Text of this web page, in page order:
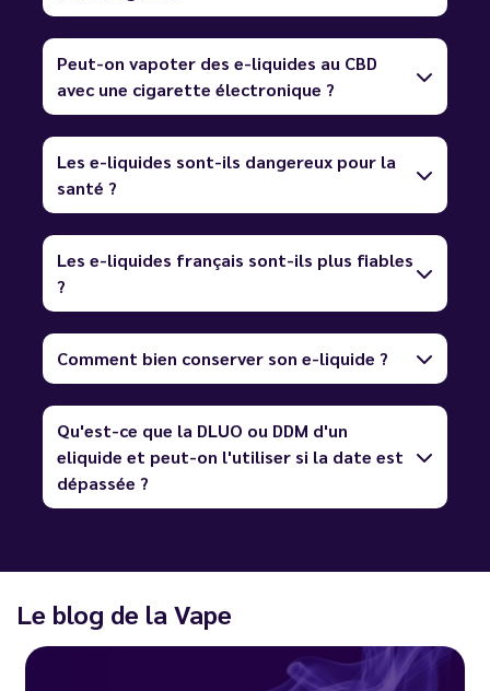
Peut-on vapoter des e-liquides au CBD
avec une cigarette électronique ?
Les e-liquides sont-ils dangereux pour la
santé ?
Les e-liquides français sont-ils plus fiables
?
Comment bien conserver son e-liquide ?
Qu'est-ce que la DLUO ou DDM d'un
eliquide et peut-on l'utiliser si la date est
dépassée ?
Le blog de la Vape